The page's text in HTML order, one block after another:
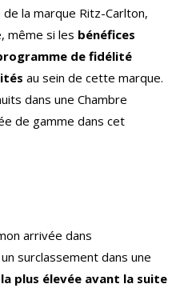
la marque Ritz-Carlton,
même si les bénéfices
de fidélité
au sein de cette marque.
dans une Chambre
de gamme dans cet
arrivée dans
surclassement dans une
plus élevée avant la suite